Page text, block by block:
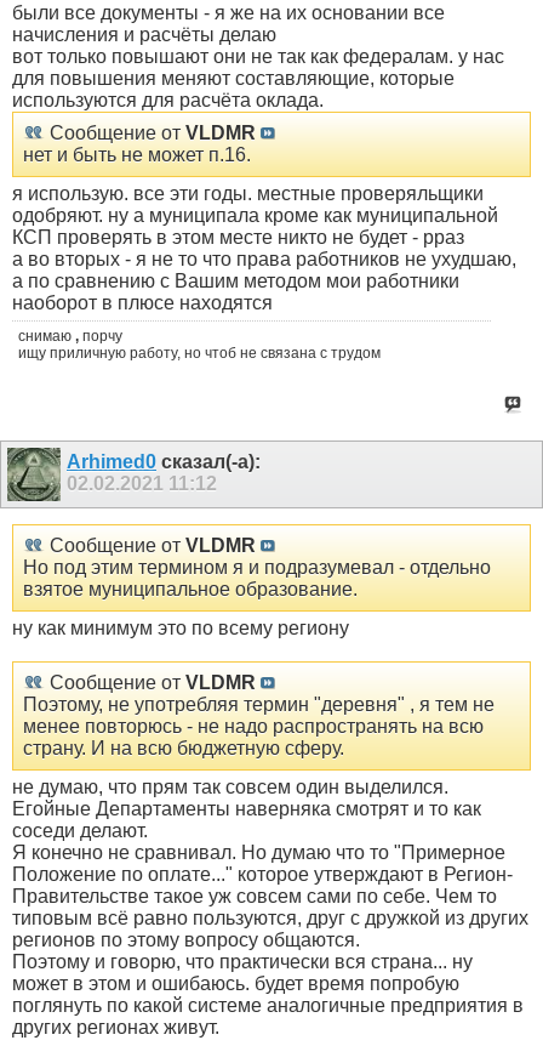
были все документы - я же на их основании все
начисления и расчёты делаю
вот только повышают они не так как федералам. у нас
для повышения меняют составляющие, которые
используются для расчёта оклада.
Сообщение от VLDMR
нет и быть не может п.16.
я использую. все эти годы. местные проверяльщики
одобряют. ну а муниципала кроме как муниципальной
КСП проверять в этом месте никто не будет - рраз
а во вторых - я не то что права работников не ухудшаю,
а по сравнению с Вашим методом мои работники
наоборот в плюсе находятся
снимаю , порчу
ищу приличную работу, но чтоб не связана с трудом
Arhimed0 сказал(-а):
02.02.2021 11:12
Сообщение от VLDMR
Но под этим термином я и подразумевал - отдельно
взятое муниципальное образование.
ну как минимум это по всему региону
Сообщение от VLDMR
Поэтому, не употребляя термин "деревня" , я тем не
менее повторюсь - не надо распространять на всю
страну. И на всю бюджетную сферу.
не думаю, что прям так совсем один выделился.
Егойные Департаменты наверняка смотрят и то как
соседи делают.
Я конечно не сравнивал. Но думаю что то "Примерное
Положение по оплате..." которое утверждают в Регион-
Правительстве такое уж совсем сами по себе. Чем то
типовым всё равно пользуются, друг с дружкой из других
регионов по этому вопросу общаются.
Поэтому и говорю, что практически вся страна... ну
может в этом и ошибаюсь. будет время попробую
поглянуть по какой системе аналогичные предприятия в
других регионах живут.